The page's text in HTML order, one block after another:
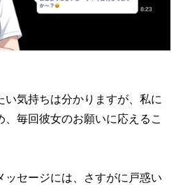
い気持ちは分かりますが、私に
、毎回彼女のお願いに応えるこ
ッセージには、さすがに戸惑い